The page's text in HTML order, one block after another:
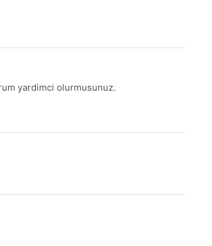
yardimci olurmusunuz.